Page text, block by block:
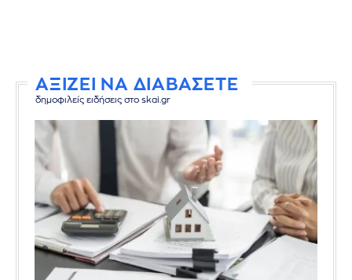
ΑΞΙΖΕΙ ΝΑ ΔΙΑΒΑΣΕΤΕ
δημοφιλείς ειδήσεις στο skai.gr